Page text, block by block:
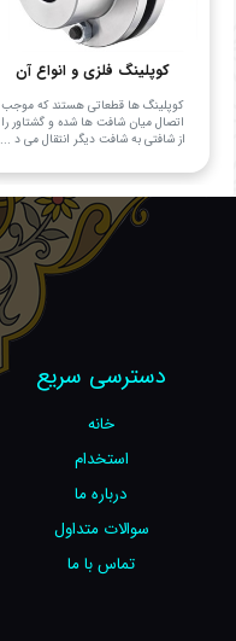
کوپلینگ فلزی و انواع آن
کوپلینگ ها قطعاتی هستند که موجب
اتصال میان شافت ها شده و گشتاور را
از شافتی به شافت دیگر انتقال می د ...
دسترسی سریع
خانه
استخدام
درباره ما
سوالات متداول
تماس با ما